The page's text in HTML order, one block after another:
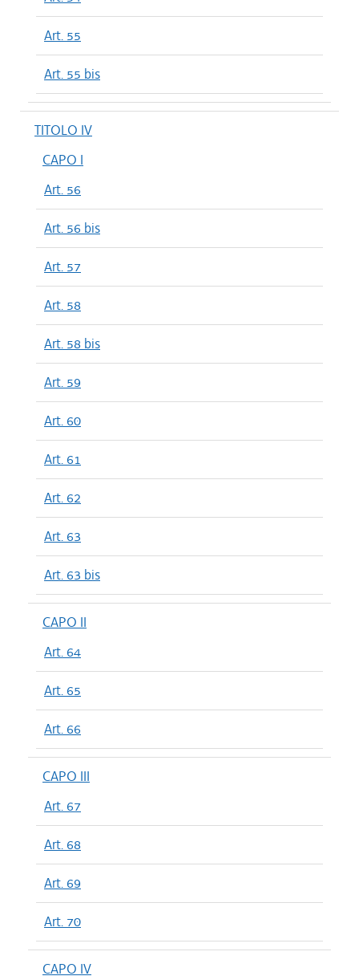
Art. 55
Art. 55 bis
TITOLO IV
CAPO I
Art. 56
Art. 56 bis
Art. 57
Art. 58
Art. 58 bis
Art. 59
Art. 60
Art. 61
Art. 62
Art. 63
Art. 63 bis
CAPO II
Art. 64
Art. 65
Art. 66
CAPO III
Art. 67
Art. 68
Art. 69
Art. 70
CAPO IV